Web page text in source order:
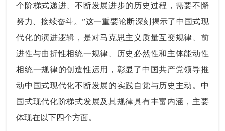
个阶梯式递进、不断发展进步的历史过程，需要不懈
努力、接续奋斗。”这一重要论断深刻揭示了中国式现
代化的演进逻辑，是对马克思主义质量互变规律、前
进性与曲折性相统一规律、历史必然性和主体能动性
相统一规律的创造性运用，彰显了中国共产党领导推
动中国式现代化不断发展的实践自觉与历史主动。中
国式现代化阶梯式发展及其规律具有丰富内涵，主要
体现在以下四个方面。